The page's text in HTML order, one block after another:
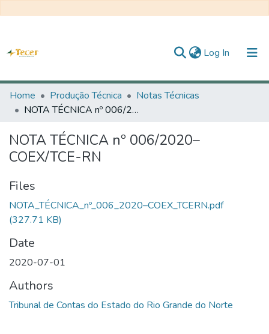
Log In (current)
Home
All of DSpace
Statistics
Statistics
About TECER
Home Produção Técnica
Notas Técnicas
NOTA TÉCNICA nº 006/2020–COEX/TCE-RN
NOTA TÉCNICA nº 006/2020–
COEX/TCE-RN
Files
NOTA_TÉCNICA_nº_006_2020–COEX_TCERN.pdf
(327.71 KB)
Date
2020-07-01
Authors
Tribunal de Contas do Estado do Rio Grande do Norte